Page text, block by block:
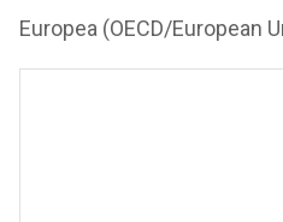
Europea (OECD/European